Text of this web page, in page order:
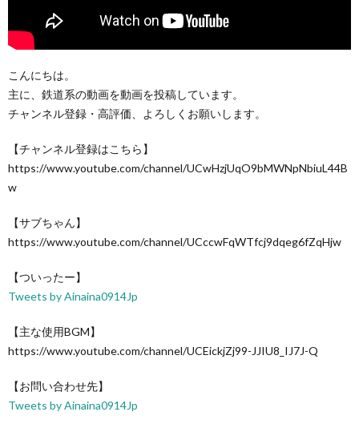
こんにちは。
主に、鉄道系の動画を動画を投稿しています。
チャンネル登録・高評価、よろしくお願いします。
【チャンネル登録はこちら】
https://www.youtube.com/channel/UCwHzjUqO9bMWNpNbiuL44B
w
【サブちゃん】
https://www.youtube.com/channel/UCccwFqWTfcj9dqeg6fZqHjw
【ついったー】
Tweets by Ainaina0914Jp
【主な使用BGM】
https://www.youtube.com/channel/UCEickjZj99-JJIU8_IJ7J-Q
【お問い合わせ先】
Tweets by Ainaina0914Jp